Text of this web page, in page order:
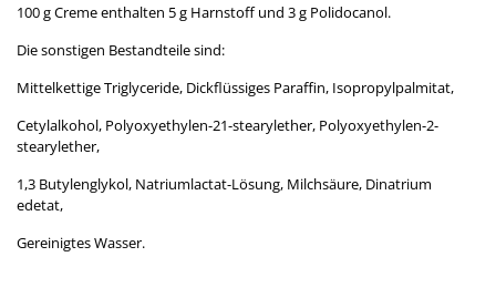
100 g Creme enthalten 5 g Harnstoff und 3 g Polidocanol.
Die sonstigen Bestandteile sind:
Mittelkettige Triglyceride, Dickflüssiges Paraffin, Isopropylpalmitat,
Cetylalkohol, Polyoxyethylen-21-stearylether, Polyoxyethylen-2-
stearylether,
1,3 Butylenglykol, Natriumlactat-Lösung, Milchsäure, Dinatrium
edetat,
Gereinigtes Wasser.